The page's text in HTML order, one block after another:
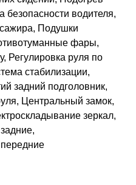
водителя,
Подушки
фары,
Регулировка руля по
стабилизации,
задний подголовник,
Центральный замок,
зеркал,